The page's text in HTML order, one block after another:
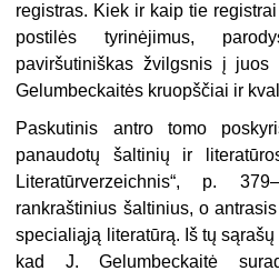
registras. Kiek ir kaip tie
postilės tyrinėjimus,
paviršutiniškas žvilgsnis į
Gelumbeckaitės kruopščiai ir
Paskutinis antro tomo
panaudotų šaltinių ir
Literatūrverzeichnis“, p.
rankraštinius šaltinius, o
specialiąją literatūrą. Iš tų
kad J. Gelumbeckaitė